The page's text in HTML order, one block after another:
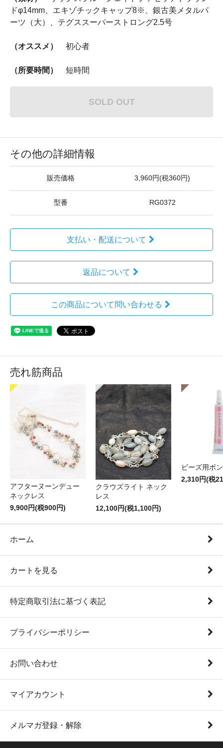
ドφ14mm、エキゾチックキャップ8※、銀古美メタルパ
ーツ（大）、テグススーパーストロング2.5号
（オススメ） 初心者
（所要時間） 短時間
SOLD OUT
その他の詳細情報
販売価格 3,960円(税360円)
型番 RG0372
支払い・配送について
返品について
この商品について問い合わせる
売れ筋商品
アフターヌーンデュー
ネックレス
9,900円(税900円)
クラウズライト ネック
レス
12,100円(税1,100円)
ビーズ用ボ
2,310円(税
ホーム
カートを見る
特定商取引法に基づく表記
プライバシーポリシー
お問い合わせ
マイアカウント
メルマガ登録・解除